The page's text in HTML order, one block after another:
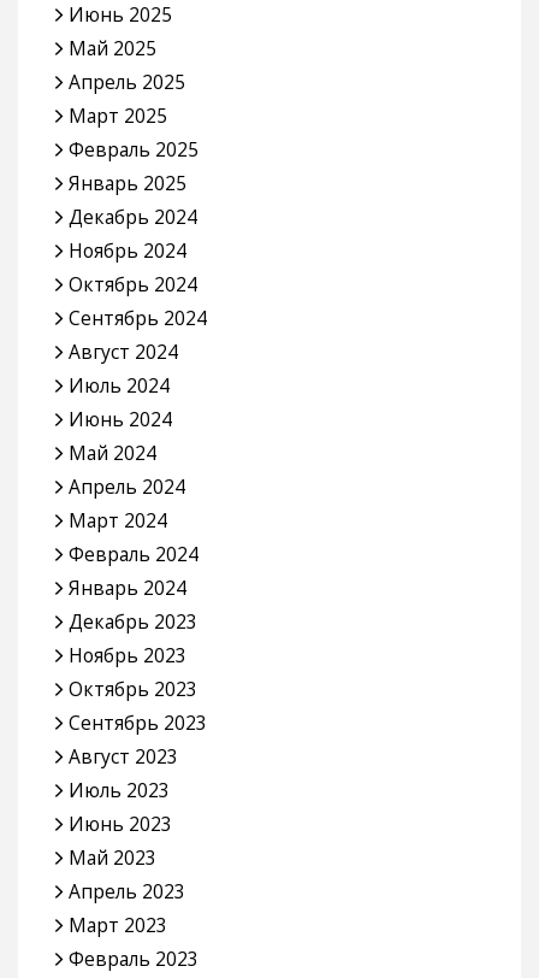
Июнь 2025
Май 2025
Апрель 2025
Март 2025
Февраль 2025
Январь 2025
Декабрь 2024
Ноябрь 2024
Октябрь 2024
Сентябрь 2024
Август 2024
Июль 2024
Июнь 2024
Май 2024
Апрель 2024
Март 2024
Февраль 2024
Январь 2024
Декабрь 2023
Ноябрь 2023
Октябрь 2023
Сентябрь 2023
Август 2023
Июль 2023
Июнь 2023
Май 2023
Апрель 2023
Март 2023
Февраль 2023